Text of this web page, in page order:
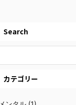
Search
カテゴリー